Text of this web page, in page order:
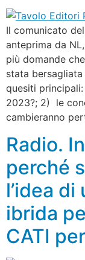
Il comunicato
anteprima da
più domande
stata
quesiti
2023?; 2) le
cambieranno
Radio.
perché
l’idea
ibrida
CATI